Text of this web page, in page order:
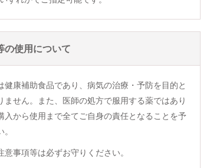
の使用について
健康補助食品であり、病気の治療・予防を目的と
ません。また、医師の処方で服用する薬ではあり
入から使用まで全てご自身の責任となることを予
意事項等は必ずお守りください。